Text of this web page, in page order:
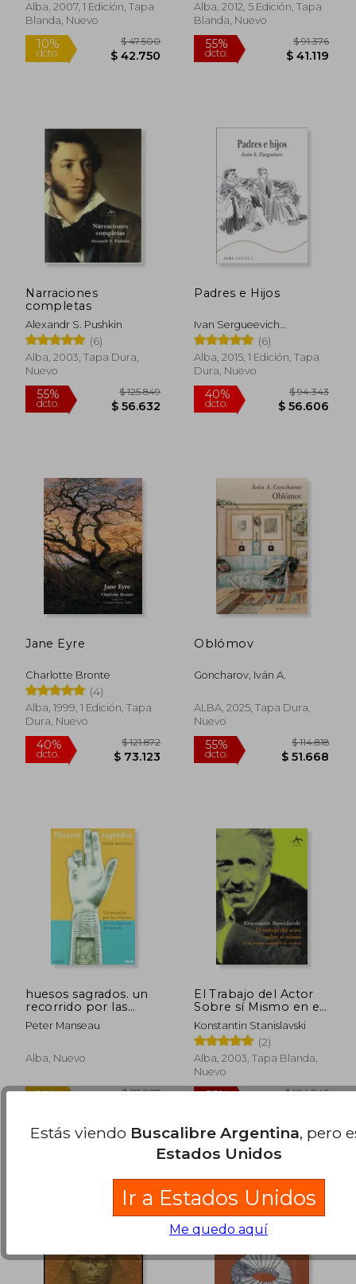
55%
dcto.
10%
Alba, 2007, 1 Edición, Tapa
Blanda, Nuevo
10%
dcto.
Alba, 2012, 5 Edición, Tapa
Blanda, Nuevo
55%
Narraciones
completas
Alexandr S. Pushkin
(6)
Alba, 2003, Tapa Dura,
Nuevo
dcto. $ 56.632
Padres e Hijos
Ivan Sergueevich
Turguenev
(6)
Alba, 2015, 1 Edición, Tapa
Dura, Nuevo
dcto. $
Jane Eyre
Charlotte Bronte
(4)
Alba, 1999, 1 Edición, Tapa
Dura, Nuevo
Oblómov
Goncharov, Iván A.
ALBA, 2025, Tapa Dura,
Nuevo
huesos sagrados. un
recorrido por las
reliquias de las
religiones del mundo
Peter Manseau
Alba, Nuevo
El Trabajo del Actor
Sobre sí Mismo en el
Proceso Creador de
la Vivencia (Artes
Escénicas)
Konstantin Stanislavski
(2)
Alba, 2003, Tapa Blanda,
Nuevo
Estás viendo Buscalibre Argentina, pero
Estados Unidos
Ir a Estados Unidos
Me quedo aquí